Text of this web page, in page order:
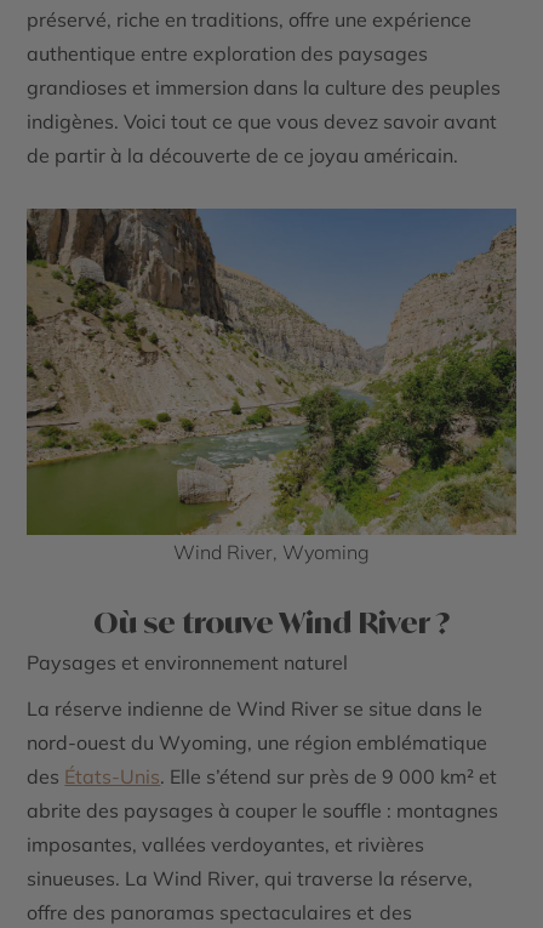
préservé, riche en traditions, offre une expérience
authentique entre exploration des paysages
grandioses et immersion dans la culture des peuples
indigènes. Voici tout ce que vous devez savoir avant
de partir à la découverte de ce joyau américain.
Wind River, Wyoming
Où se trouve Wind River ?
Paysages et environnement naturel
La réserve indienne de Wind River se situe dans le
nord-ouest du Wyoming, une région emblématique
des États-Unis. Elle s’étend sur près de 9 000 km² et
abrite des paysages à couper le souffle : montagnes
imposantes, vallées verdoyantes, et rivières
sinueuses. La Wind River, qui traverse la réserve,
offre des panoramas spectaculaires et des